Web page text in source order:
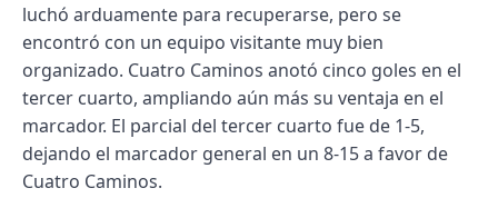
luchó arduamente para recuperarse, pero se
encontró con un equipo visitante muy bien
organizado. Cuatro Caminos anotó cinco goles en el
tercer cuarto, ampliando aún más su ventaja en el
marcador. El parcial del tercer cuarto fue de 1-5,
dejando el marcador general en un 8-15 a favor de
Cuatro Caminos.